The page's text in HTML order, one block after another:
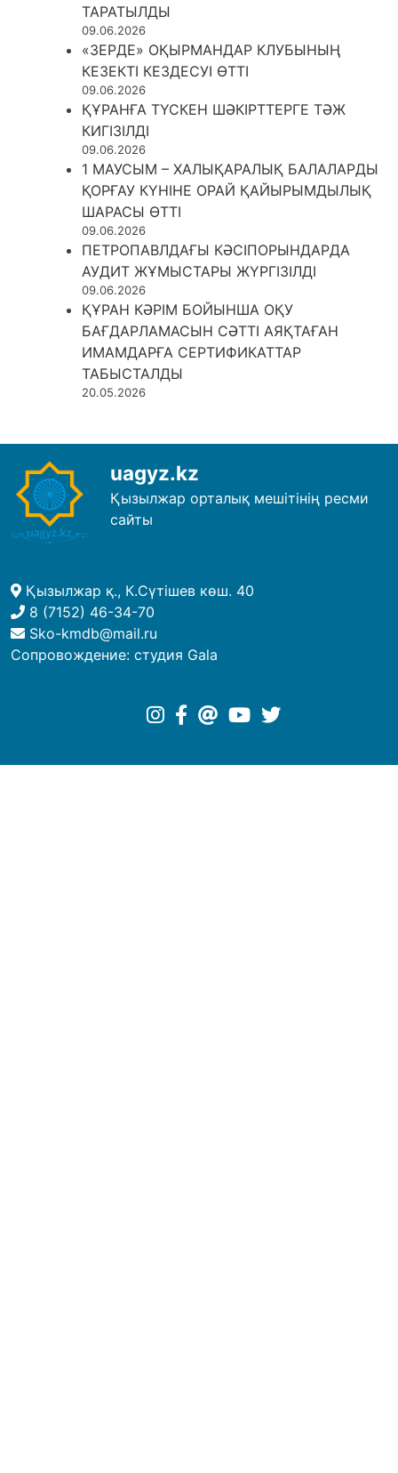
ТАРАТЫЛДЫ
09.06.2026
«ЗЕРДЕ» ОҚЫРМАНДАР КЛУБЫНЫҢ
КЕЗЕКТІ КЕЗДЕСУІ ӨТТІ
09.06.2026
ҚҰРАНҒА ТҮСКЕН ШӘКІРТТЕРГЕ ТӘЖ
КИГІЗІЛДІ
09.06.2026
1 МАУСЫМ – ХАЛЫҚАРАЛЫҚ БАЛАЛАРДЫ
ҚОРҒАУ КҮНІНЕ ОРАЙ ҚАЙЫРЫМДЫЛЫҚ
ШАРАСЫ ӨТТІ
09.06.2026
ПЕТРОПАВЛДАҒЫ КӘСІПОРЫНДАРДА
АУДИТ ЖҰМЫСТАРЫ ЖҮРГІЗІЛДІ
09.06.2026
ҚҰРАН КӘРІМ БОЙЫНША ОҚУ
БАҒДАРЛАМАСЫН СӘТТІ АЯҚТАҒАН
ИМАМДАРҒА СЕРТИФИКАТТАР
ТАБЫСТАЛДЫ
20.05.2026
uagyz.kz
Қызылжар орталық мешітінің ресми
сайты
Қызылжар қ., К.Сүтішев көш. 40
8 (7152) 46-34-70
Sko-kmdb@mail.ru
Сопровождение: студия Gala